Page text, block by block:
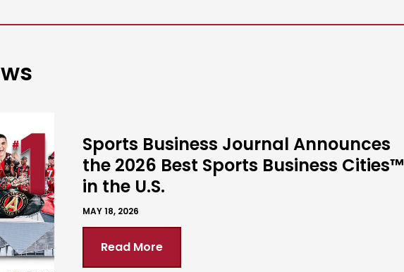
Sports Business Journal Announces
the 2026 Best Sports Business Cities™
in the U.S.
MAY 18, 2026
Read More